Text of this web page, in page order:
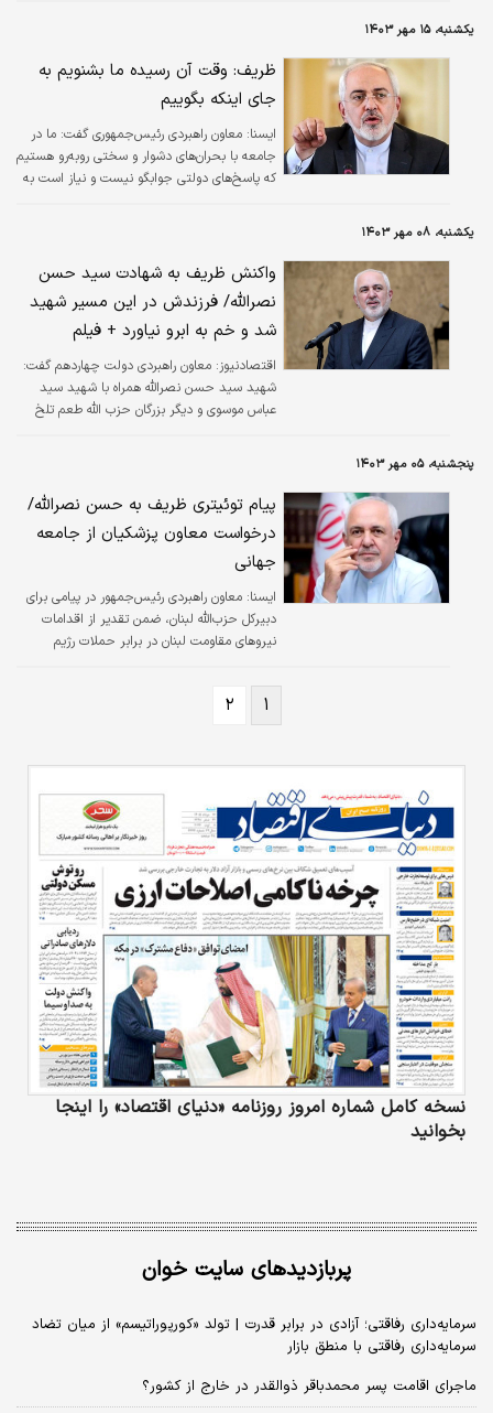
یکشنبه، ۱۵ مهر ۱۴۰۳
ظریف: وقت آن رسیده ما بشنویم به
جای اینکه بگوییم
ايسنا: معاون راهبردی رئیس‌جمهوری گفت: ما در
جامعه با بحران‌های دشوار و سختی روبه‌رو هستیم
که پاسخ‌های دولتی جوابگو نیست و نیاز است به
یکشنبه، ۰۸ مهر ۱۴۰۳
واکنش ظریف به شهادت سید حسن
نصرالله/ فرزندش در این مسیر شهید
شد و خم به ابرو نیاورد + فیلم
اقتصادنیوز: معاون راهبردی دولت چهاردهم گفت:
شهید سید حسن نصرالله همراه با شهید سید
عباس موسوی و دیگر بزرگان حزب الله طعم تلخ
پنجشنبه، ۰۵ مهر ۱۴۰۳
پیام توئیتری ظریف به حسن نصرالله/
درخواست معاون پزشکیان از جامعه
جهانی
ايسنا: معاون راهبردی رئیس‌جمهور در پیامی برای
دبیرکل حزب‌الله لبنان، ضمن تقدیر از اقدامات
نیروهای مقاومت لبنان در برابر حملات رژیم
برای متوقف کردن حملات به این کشور تحت فشار
قرار دهند.۱ ۲
نسخه کامل شماره امروز روزنامه «دنیای‌ اقتصاد» را اینجا
بخوانید
پربازدیدهای سایت خوان
سرمایه‌داری رفاقتی؛ آزادی در برابر قدرت | تولد «کورپوراتیسم» از میان تضاد
سرمایه‌داری رفاقتی با منطق بازار
ماجرای اقامت پسر محمدباقر ذوالقدر در خارج از کشور؟